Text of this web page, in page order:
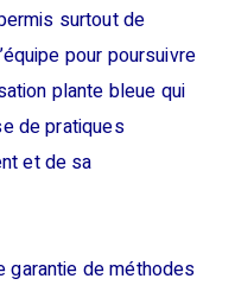
surtout de
pour poursuivre
plante bleue qui
de pratiques
et de sa
garantie de méthodes